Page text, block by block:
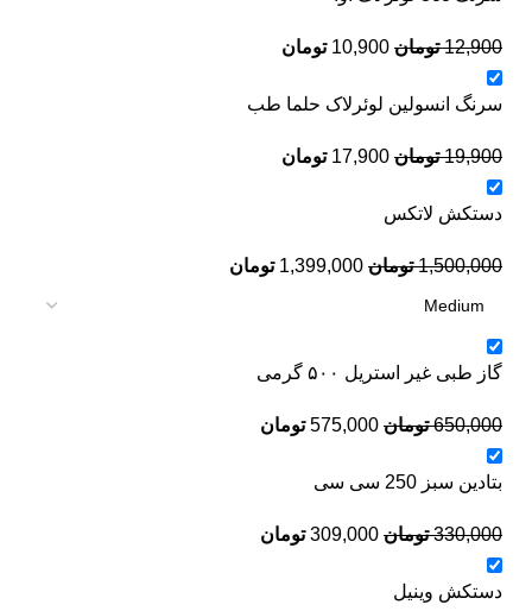
12,900 تومان 10,900 تومان
سرنگ انسولین لوئرلاک حلما طب
19,900 تومان 17,900 تومان
دستکش لاتکس
1,500,000 تومان 1,399,000 تومان
گاز طبی غیر استریل ۵۰۰ گرمی
650,000 تومان 575,000 تومان
بتادین سبز 250 سی سی
330,000 تومان 309,000 تومان
دستکش وینیل